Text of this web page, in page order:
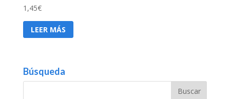
1,45€
LEER MÁS
Búsqueda